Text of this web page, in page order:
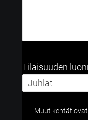
Tilaisuuden
Muut kentät